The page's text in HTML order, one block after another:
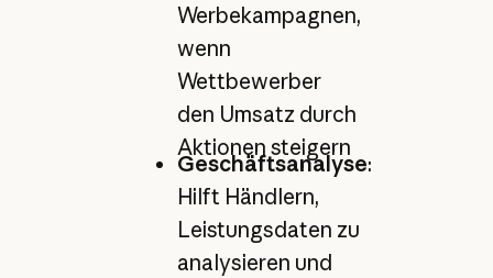
Werbekampagnen,
wenn
Wettbewerber
den Umsatz durch
Aktionen steigern
Geschäftsanalyse:
Hilft Händlern,
Leistungsdaten zu
analysieren und